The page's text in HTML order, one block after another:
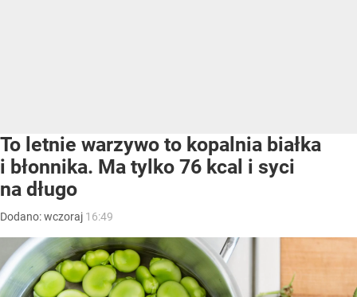
To letnie warzywo to kopalnia białka
i błonnika. Ma tylko 76 kcal i syci
na długo
Dodano:wczoraj 16:49